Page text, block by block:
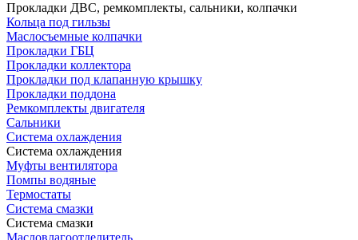
Прокладки ДВС, ремкомплекты, сальники, колпачки
Кольца под гильзы
Маслосъемные колпачки
Прокладки ГБЦ
Прокладки коллектора
Прокладки под клапанную крышку
Прокладки поддона
Ремкомплекты двигателя
Сальники
Система охлаждения
Система охлаждения
Муфты вентилятора
Помпы водяные
Термостаты
Система смазки
Система смазки
Масловлагоотделитель